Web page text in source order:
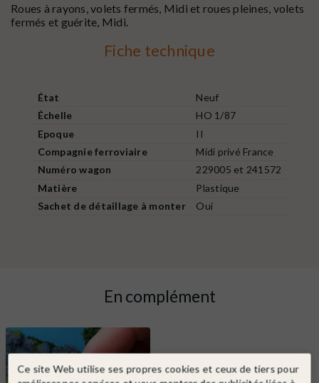
Roues à rayons, volets fermés, Midi et roues pleines, volets
fermés et guérite, Midi.
Fiche technique
État
Neuf
Échelle
HO 1/87
Epoque
II
Compagnie ferroviaire
Midi privé France
Numéro wagon
229005 et 241572
Matière
Plastique
Sachet de détaillage à monter
Oui
En complément
Ce site Web utilise ses propres cookies et ceux de tiers pour